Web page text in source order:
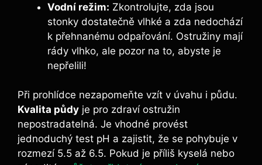
Vodní režim: Zkontrolujte, zda jsou
stonky dostatečně vlhké a zda nedochází
k přehnanému odpařování. Ostružiny mají
rády vlhko, ale pozor na to, abyste je
nepřelili!
Při prohlídce nezapomeňte vzít v úvahu i půdu.
Kvalita půdy je pro zdraví ostružin
nepostradatelná. Je vhodné provést
jednoduchý test pH a zajistit, že se pohybuje v
rozmezí 5.5 až 6.5. Pokud je příliš kyselá nebo